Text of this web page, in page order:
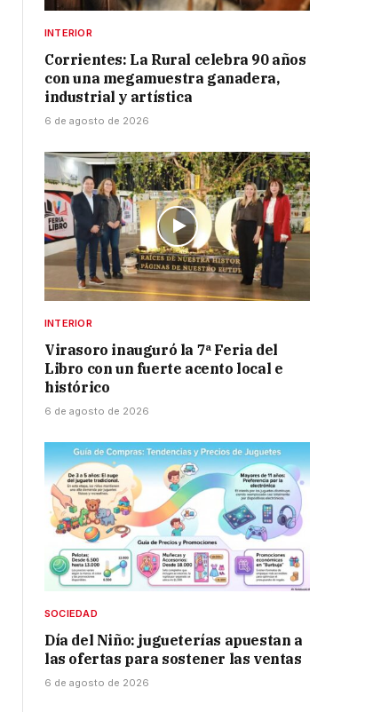
INTERIOR
Corrientes: La Rural celebra 90 años
con una megamuestra ganadera,
industrial y artística
6 de agosto de 2026
INTERIOR
Virasoro inauguró la 7ª Feria del
Libro con un fuerte acento local e
histórico
6 de agosto de 2026
SOCIEDAD
Día del Niño: jugueterías apuestan a
las ofertas para sostener las ventas
6 de agosto de 2026